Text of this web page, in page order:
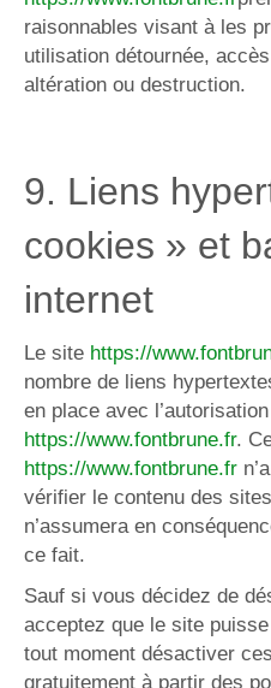
raisonnables visant à les
utilisation détournée,
altération ou destruction.
9. Liens
cookies » et
internet
Le site https://
nombre de liens
en place avec
https://www.fontbrune.fr.
https://www.fontbrune.fr
vérifier le contenu des
n’assumera en
ce fait.
Sauf si vous décidez de
acceptez que le site
tout moment désactiver
gratuitement à partir des